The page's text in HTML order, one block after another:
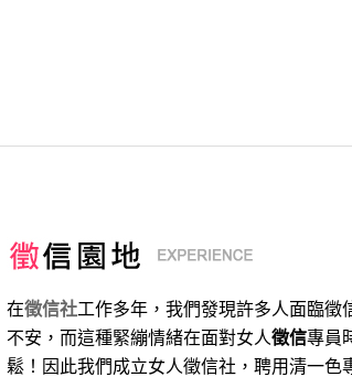
在徵信社工作多年，我們發現許多人面臨徵
不安，而這種緊繃情緒在面對女人徵信專員
鬆！因此我們成立女人徵信社，聘用清一色